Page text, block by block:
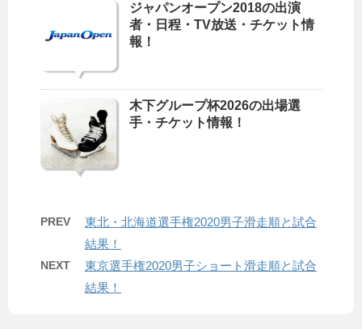
ジャパンオープン2018の出演
者・日程・TV放送・チケット情
報！
木下グループ杯2026の出場選
手・チケット情報！
PREV
東北・北海道選手権2020男子滑走順と試合
結果！
NEXT
東京選手権2020男子ショート滑走順と試合
結果！